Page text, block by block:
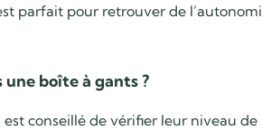
parfait pour retrouver de
boîte à gants ?
conseillé de vérifier leur niveau de